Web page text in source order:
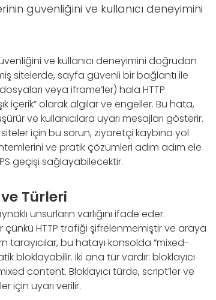
güvenliğini ve kullanıcı deneyimini
ve kullanıcı deneyimini doğrudan
sitelerde, sayfa güvenli bir bağlantı ile
veya iframe’ler) hala HTTP
içerik” olarak algılar ve engeller. Bu hata,
ve kullanıcılara uyarı mesajları gösterir.
için bu sorun, ziyaretçi kaybına yol
ve pratik çözümleri adım adım ele
geçişi sağlayabilecektir.
Türleri
unsurların varlığını ifade eder.
çünkü HTTP trafiği şifrelenmemiştir ve araya
tarayıcılar, bu hatayı konsolda “mixed-
bloklayabilir. İki ana tür vardır: bloklayıcı
content. Bloklayıcı türde, script’ler ve
için uyarı verilir.